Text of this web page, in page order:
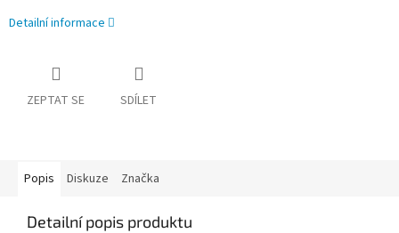
Detailní informace
ZEPTAT SE SDÍLET
Popis Diskuze Značka
Detailní popis produktu